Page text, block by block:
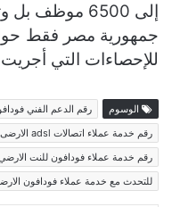
إلى 6500
للإحصاءات التي أجريت
الوسوم
رقم الدعم الفني
رقم خدمة عملاء اتصالات adsl الارضى
رقم خدمة عملاء فودافون للنت
للتحدث مع خدمة عملاء فودافون